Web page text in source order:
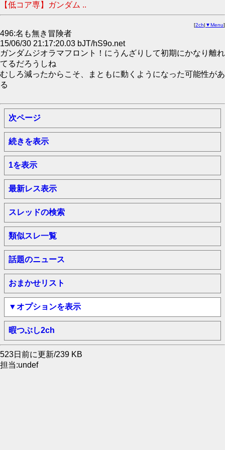
【低コア専】ガンダム ..
[2ch| ▼Menu]
496:名も無き冒険者
15/06/30 21:17:20.03 bJT/hS9o.net
ガンダムジオラマフロント！にうんざりして初期にかなり離れ
てるだろうしね
むしろ減ったからこそ、まともに動くようになった可能性があ
る
次ページ
続きを表示
1を表示
最新レス表示
スレッドの検索
類似スレ一覧
話題のニュース
おまかせリスト
▼オプションを表示
暇つぶし2ch
523日前に更新/239 KB
担当:undef